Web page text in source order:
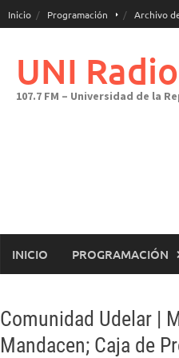
Inicio Programación Archivo
UNI Radio
107.7 FM – Universidad de la
INICIO PROGRAMACIÓN
Comunidad Udelar |
Mandacen; Caja de